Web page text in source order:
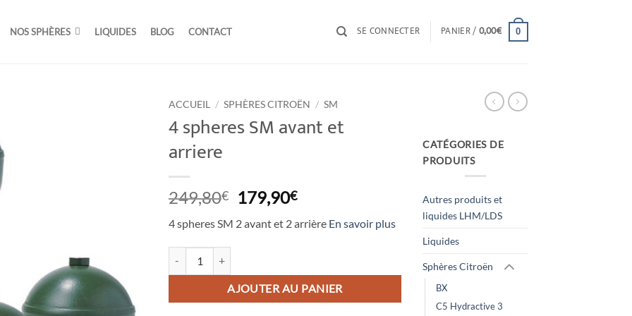
NOS SPHÈRES LIQUIDES BLOG CONTACT SE CONNECTER PANIER /0,00€ 0
ACCUEIL / SPHÈRES CITROËN / SM
4 spheres SM avant et
arriere
249,80€
Le
initial
179,90€Le
actuel
4 spheres SM 2 avant et 2 arrière En savoir plus
AJOUTER AU PANIER
CATÉGORIES DE
PRODUITS
Autres produits et
liquides LHM/LDS
Liquides
Sphères Citroën
BX
C5 Hydractive 3